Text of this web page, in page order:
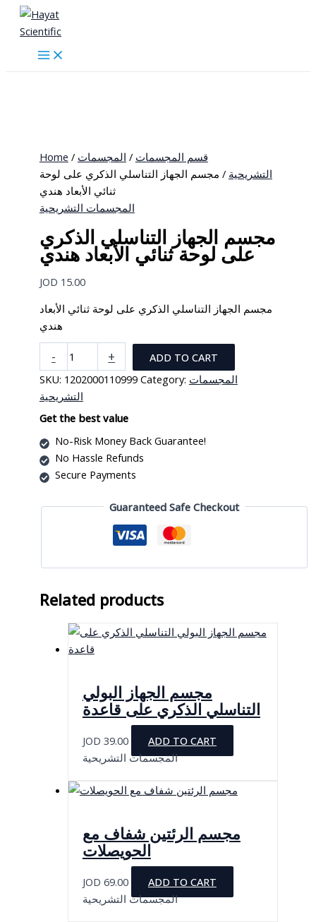
Skip
content
Home / قسم المجسمات / المجسمات
التشريحية / مجسم الجهاز التناسلي الذكري على لوحة
ثنائي الأبعاد هندي
المجسمات التشريحية
مجسم الجهاز التناسلي الذكري
على لوحة ثنائي الأبعاد هندي
JOD 15.00
مجسم الجهاز التناسلي الذكري على لوحة ثنائي الأبعاد
هندي
-
الجهاز
التناسلي
الذكري
على
لوحة
ثنائي
الأبعاد
هندي
quantity
+
ADD TO CART
SKU: 1202000110999 Category: المجسمات
التشريحية
Get the best value
No-Risk Money Back Guarantee!
No Hassle Refunds
Secure Payments
Guaranteed Safe Checkout
Related products
مجسم الجهاز البولي
التناسلي الذكري على قاعدة
JOD 39.00
ADD TO CART
المجسمات التشريحية
مجسم الرئتين شفاف مع
الحويصلات
JOD 69.00
ADD TO CART
المجسمات التشريحية